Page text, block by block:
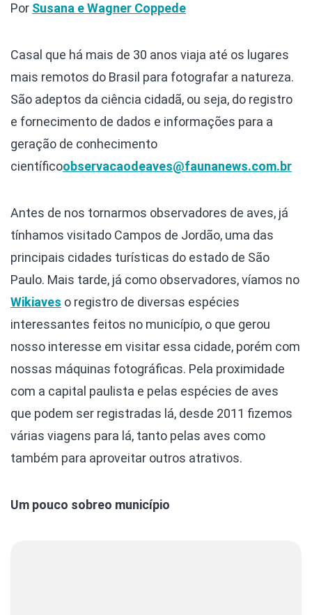
Por Susana e Wagner Coppede
Casal que há mais de 30 anos viaja até os lugares
mais remotos do Brasil para fotografar a natureza.
São adeptos da ciência cidadã, ou seja, do registro
e fornecimento de dados e informações para a
geração de conhecimento
científicoobservacaodeaves@faunanews.com.br
Antes de nos tornarmos observadores de aves, já
tínhamos visitado Campos de Jordão, uma das
principais cidades turísticas do estado de São
Paulo. Mais tarde, já como observadores, víamos no
Wikiaves o registro de diversas espécies
interessantes feitos no município, o que gerou
nosso interesse em visitar essa cidade, porém com
nossas máquinas fotográficas. Pela proximidade
com a capital paulista e pelas espécies de aves
que podem ser registradas lá, desde 2011 fizemos
várias viagens para lá, tanto pelas aves como
também para aproveitar outros atrativos.
Um pouco sobreo município